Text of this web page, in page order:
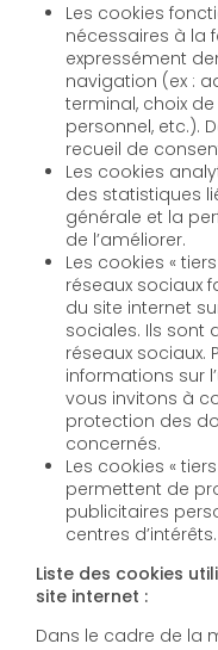
Les cookies
nécessaires à la
expressément
navigation (ex :
terminal, choix
personnel, etc.).
recueil de
Les cookies
des statistiques
générale et la
de l’améliorer.
Les cookies «
réseaux sociaux
du site internet
sociales. Ils sont
réseaux sociaux.
informations sur
vous invitons à
protection des
concernés.
Les cookies «
permettent de
publicitaires
centres d’intérêts.
Liste des cookies
site internet :
Dans le cadre de la